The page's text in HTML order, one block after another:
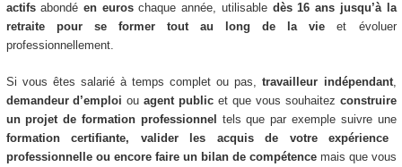
actifsabondé en euroschaque année, utilisable dès 16 ans jusqu’à la
retraite
pour se former tout au long de la vie et évoluer
professionnellement.
Si vous êtes salarié à temps complet ou pas, travailleur indépendant,
demandeur d’emploi ouagent public et que vous souhaitez construire
un projet de formation professionnel tels que par exemple suivre une
formation certifiante, valider les acquis de votre expérience
professionnelle ou encore faire un bilan de compétencemais que vous